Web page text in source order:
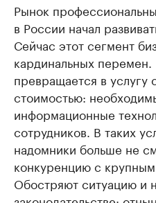
Рынок
в России начал
Сейчас этот сегмент
кардинальных
превращается в услугу
стоимостью:
информационные
сотрудников. В таких
надомники больше не
конкуренцию с
Обостряют ситуацию и